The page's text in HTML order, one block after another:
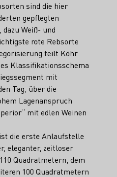
sind die hier
gepflegten
Weiß- und
rote Rebsorte
teilt Köhr
Klassifikationsschema
mit
Tag, über die
Lagenanspruch
mit edlen Weinen
die erste Anlaufstelle
eleganter, zeitloser
Quadratmetern, dem
100 Quadratmetern